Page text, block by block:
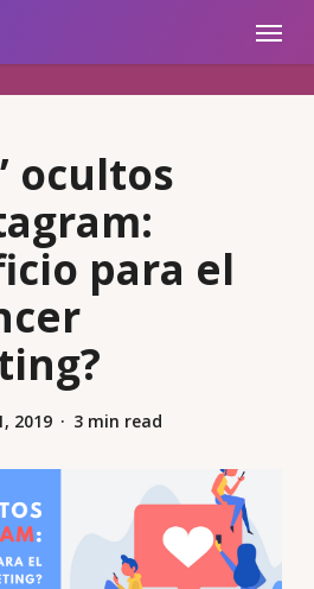
Menu
ocultos
para el
2019 3 min read